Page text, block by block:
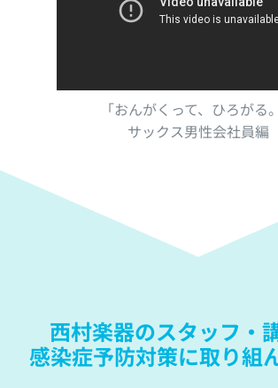
「おんがくって、ひろがる
サックス男性会社員編
西村楽器のスタッフ・
感染症予防対策に取り組